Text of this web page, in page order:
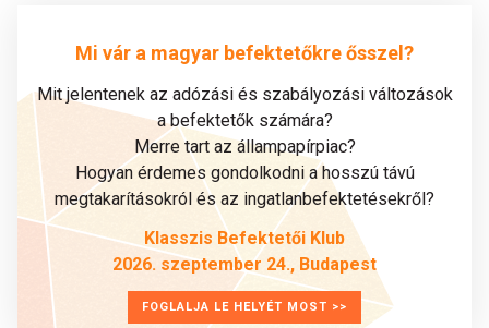
Mi vár a magyar befektetőkre ősszel?
Mit jelentenek az adózási és szabályozási változások
a befektetők számára?
Merre tart az állampapírpiac?
Hogyan érdemes gondolkodni a hosszú távú
megtakarításokról és az ingatlanbefektetésekről?
Klasszis Befektetői Klub
2026. szeptember 24., Budapest
FOGLALJA LE HELYÉT MOST >>